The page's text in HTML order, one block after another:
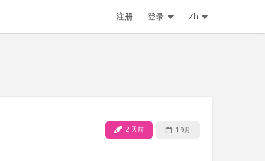
注册 登录 Zh
2 天前 1 9月